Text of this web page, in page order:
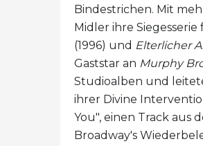
Bindestrichen. Mit
Midler ihre Siegesserie
(1996) und Elterlicher
Gaststar an Murphy
Studioalben und
ihrer Divine
You", einen Track aus
Broadway's